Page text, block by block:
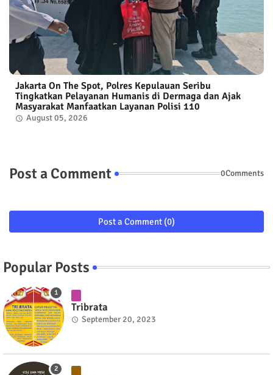
Jakarta On The Spot, Polres Kepulauan Seribu
Tingkatkan Pelayanan Humanis di Dermaga dan Ajak
Masyarakat Manfaatkan Layanan Polisi 110
August 05, 2026
Post a Comment 0Comments
Post a Comment (0)
Popular Posts
Tribrata
September 20, 2023